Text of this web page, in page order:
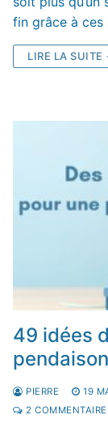
fin grâce à ces
LIRE LA SUITE
49 idées
PIERRE 19
2